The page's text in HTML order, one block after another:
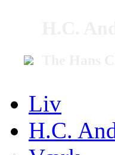
Liv
H.C.